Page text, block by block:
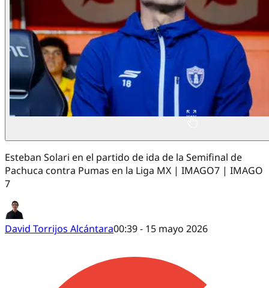
Esteban Solari en el partido de ida de la Semifinal de
Pachuca contra Pumas en la Liga MX | IMAGO7 | IMAGO
7
David Torrijos Alcántara00:39 - 15 mayo 2026